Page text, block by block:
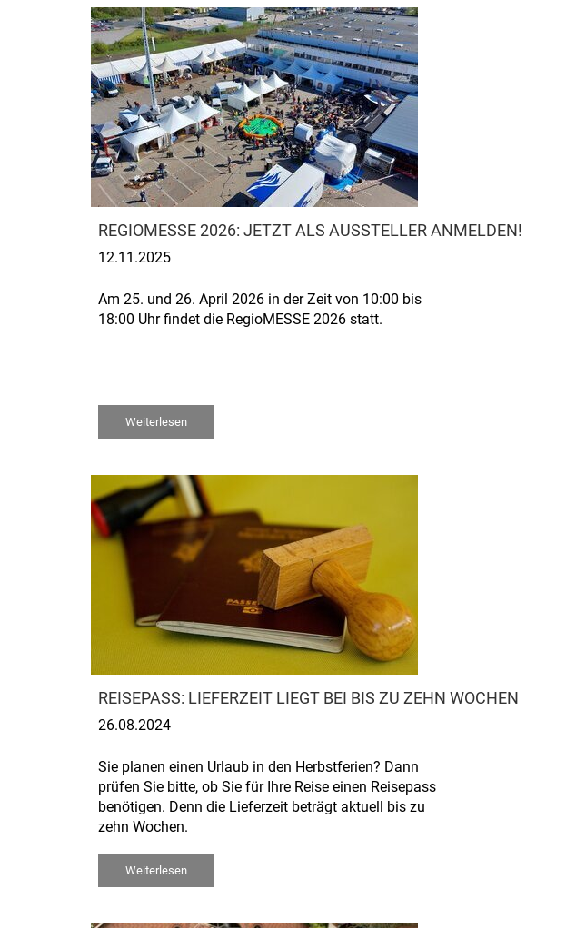
REGIOMESSE 2026: JETZT ALS AUSSTELLER ANMELDEN!
12.11.2025
Am 25. und 26. April 2026 in der Zeit von 10:00 bis
18:00 Uhr findet die RegioMESSE 2026 statt.
Weiterlesen
REISEPASS: LIEFERZEIT LIEGT BEI BIS ZU ZEHN WOCHEN
26.08.2024
Sie planen einen Urlaub in den Herbstferien? Dann
prüfen Sie bitte, ob Sie für Ihre Reise einen Reisepass
benötigen. Denn die Lieferzeit beträgt aktuell bis zu
zehn Wochen.
Weiterlesen